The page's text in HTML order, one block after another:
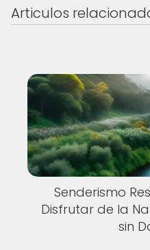
Articulos
Senderismo
Disfrutar de la
sin